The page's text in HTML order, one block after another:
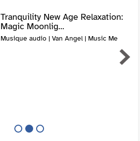
Tranquility New Age Relaxation:
Magic Moonlig...
Musique audio | Van Angel | Music Me